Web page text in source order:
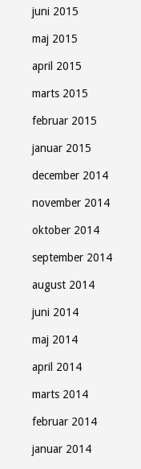
juni 2015
maj 2015
april 2015
marts 2015
februar 2015
januar 2015
december 2014
november 2014
oktober 2014
september 2014
august 2014
juni 2014
maj 2014
april 2014
marts 2014
februar 2014
januar 2014